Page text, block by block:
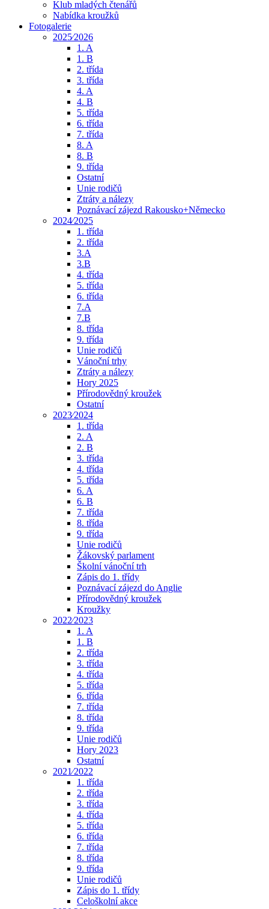
Klub mladých čtenářů
Nabídka kroužků
Fotogalerie
2025⁄2026
1. A
1. B
2. třída
3. třída
4. A
4. B
5. třída
6. třída
7. třída
8. A
8. B
9. třída
Ostatní
Unie rodičů
Ztráty a nálezy
Poznávací zájezd Rakousko+Německo
2024⁄2025
1. třída
2. třída
3.A
3.B
4. třída
5. třída
6. třída
7.A
7.B
8. třída
9. třída
Unie rodičů
Vánoční trhy
Ztráty a nálezy
Hory 2025
Přírodovědný kroužek
Ostatní
2023⁄2024
1. třída
2. A
2. B
3. třída
4. třída
5. třída
6. A
6. B
7. třída
8. třída
9. třída
Unie rodičů
Žákovský parlament
Školní vánoční trh
Zápis do 1. třídy
Poznávací zájezd do Anglie
Přírodovědný kroužek
Kroužky
2022⁄2023
1. A
1. B
2. třída
3. třída
4. třída
5. třída
6. třída
7. třída
8. třída
9. třída
Unie rodičů
Hory 2023
Ostatní
2021⁄2022
1. třída
2. třída
3. třída
4. třída
5. třída
6. třída
7. třída
8. třída
9. třída
Unie rodičů
Zápis do 1. třídy
Celoškolní akce